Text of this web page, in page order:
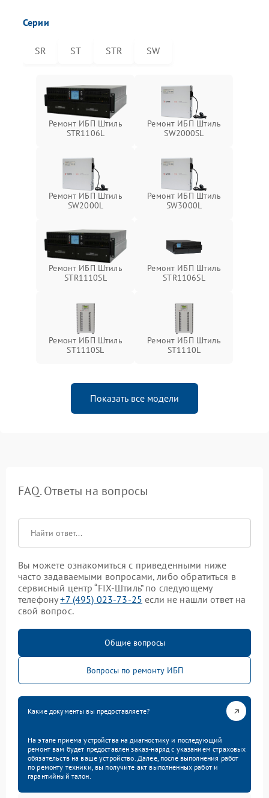
Серии
SR ST STR SW
Ремонт ИБП Штиль
STR1106L
Ремонт ИБП Штиль
SW2000SL
Ремонт ИБП Штиль
SW2000L
Ремонт ИБП Штиль
SW3000L
Ремонт ИБП Штиль
STR1110SL
Ремонт ИБП Штиль
STR1106SL
Ремонт ИБП Штиль
ST1110SL
Ремонт ИБП Штиль
ST1110L
Показать все модели
FAQ. Ответы на вопросы
Вы можете ознакомиться с приведенными ниже
часто задаваемыми вопросами, либо обратиться в
сервисный центр “FIX-Штиль” по следующему
телефону+7 (495) 023-73-25 если не нашли ответ на
свой вопрос.
Общие вопросы
Вопросы по ремонту ИБП
Какие документы вы предоставляете?
На этапе приема устройства на диагностику и последующий
ремонт вам будет предоставлен заказ-наряд с указанием страховых
обязательств на ваше устройство. Далее, после выполнения работ
по ремонту техники, вы получите акт выполненных работ и
гарантийный талон.